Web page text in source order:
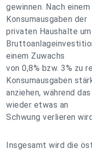
gewinnen. Nach
Konsumausgaben der
privaten Haushalte
einem Zuwachs
von 0,8% bzw. 3% zu
Konsumausgaben
anziehen, während
wieder etwas an
Schwung verlieren
Insgesamt wird die